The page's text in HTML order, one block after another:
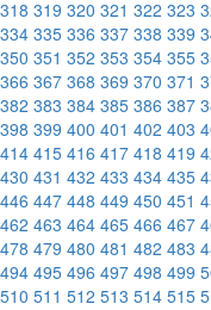
318 319 320 321 322 323
334 335 336 337 338 339
350 351 352 353 354 355
366 367 368 369 370 371
382 383 384 385 386 387
398 399 400 401 402 403
414 415 416 417 418 419
430 431 432 433 434 435
446 447 448 449 450 451
462 463 464 465 466 467
478 479 480 481 482 483
494 495 496 497 498 499
510 511 512 513 514 515